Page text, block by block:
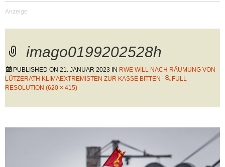
imago0199202528h
PUBLISHED ON 21. JANUAR 2023 IN RWE WILL NACH RÄUMUNG VON
LÜTZERATH KLIMAEXTREMISTEN ZUR KASSE BITTEN
FULL
RESOLUTION (620 × 415)